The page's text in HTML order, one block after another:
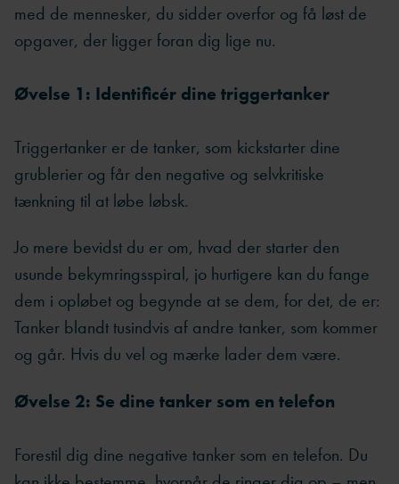
med de mennesker, du sidder overfor og få løst de
opgaver, der ligger foran dig lige nu.
Øvelse 1: Identificér dine triggertanker
Triggertanker er de tanker, som kickstarter dine
grublerier og får den negative og selvkritiske
tænkning til at løbe løbsk.
Jo mere bevidst du er om, hvad der starter den
usunde bekymringsspiral, jo hurtigere kan du fange
dem i opløbet og begynde at se dem, for det, de er:
Tanker blandt tusindvis af andre tanker, som kommer
og går. Hvis du vel og mærke lader dem være.
Øvelse 2: Se dine tanker som en telefon
Forestil dig dine negative tanker som en telefon. Du